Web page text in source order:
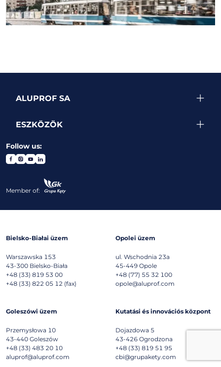
SEE MORE PROJECTS
ALUPROF SA
ESZKÖZÖK
Follow us:
Member of:
Bielsko-Białai üzem
Warszawska 153
43-300 Bielsko-Biała
+48 (33) 819 53 00
+48 (33) 822 05 12 (fax)
Opolei üzem
ul. Wschodnia 23a
45-449 Opole
+48 (77) 55 32 100
opole@aluprof.com
Goleszówi üzem
Przemysłowa 10
43-440 Goleszów
+48 (33) 483 20 10
aluprof@aluprof.com
Kutatási és innovációs központ
Dojazdowa 5
43-426 Ogrodzona
+48 (33) 819 51 95
cbi@grupakety.com